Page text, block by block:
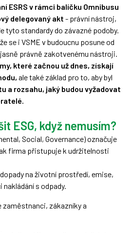
ESRS v rámci balíčku Omnibusu
delegovaný akt - právní nástroj,
tyto standardy do závazné podoby.
se i VSME v budoucnu posune od
právně zakotvenému nástroji.
které začnou už dnes, získají
ale také základ pro to, aby byl
a rozsahu, jaký budou vyžadovat
ESG, když nemusím?
Social, Governance) označuje
firma přistupuje k udržitelnosti
na životní prostředí, emise,
s odpady.
zaměstnanci, zákazníky a